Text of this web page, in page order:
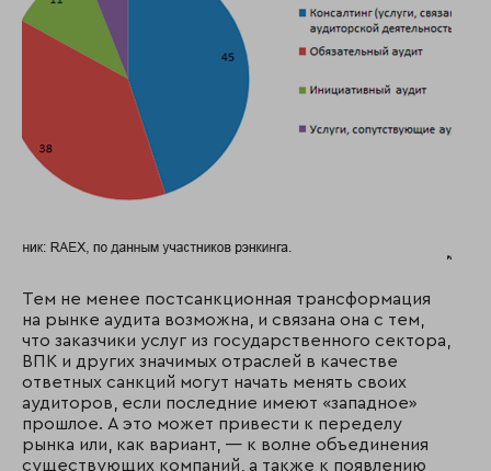
Тем не менее постсанкционная трансформация
на рынке аудита возможна, и связана она с тем,
что заказчики услуг из государственного сектора,
ВПК и других значимых отраслей в качестве
ответных санкций могут начать менять своих
аудиторов, если последние имеют «западное»
прошлое. А это может привести к переделу
рынка или, как вариант, — к волне объединения
существующих компаний, а также к появлению